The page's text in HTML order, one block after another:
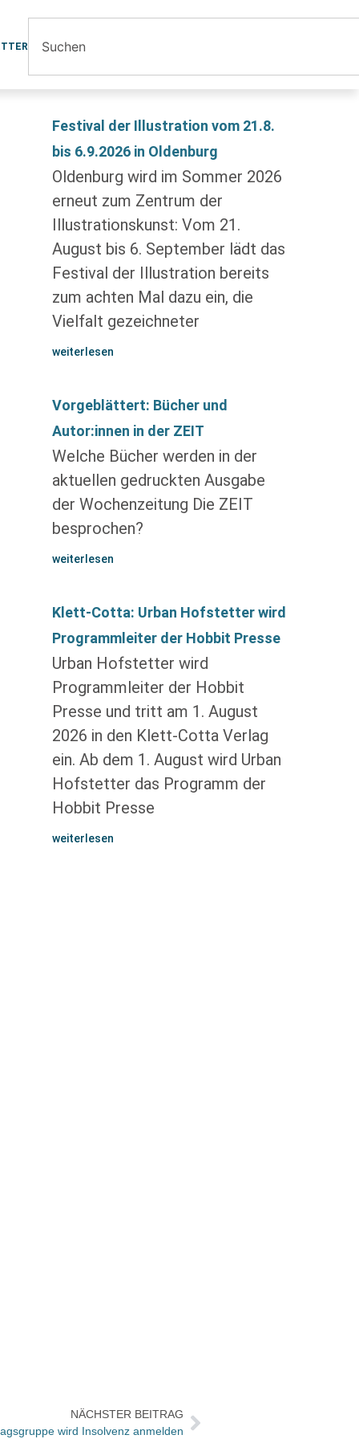
Festival der Illustration vom 21.8.
bis 6.9.2026 in Oldenburg
Oldenburg wird im Sommer 2026
erneut zum Zentrum der
Illustrationskunst: Vom 21.
August bis 6. September lädt das
Festival der Illustration bereits
zum achten Mal dazu ein, die
Vielfalt gezeichneter
weiterlesen
Vorgeblättert: Bücher und
Autor:innen in der ZEIT
Welche Bücher werden in der
aktuellen gedruckten Ausgabe
der Wochenzeitung Die ZEIT
besprochen?
weiterlesen
Klett-Cotta: Urban Hofstetter wird
Programmleiter der Hobbit Presse
Urban Hofstetter wird
Programmleiter der Hobbit
Presse und tritt am 1. August
2026 in den Klett-Cotta Verlag
ein. Ab dem 1. August wird Urban
Hofstetter das Programm der
Hobbit Presse
weiterlesen
NÄCHSTER BEITRAG
wird Insolvenz anmelden